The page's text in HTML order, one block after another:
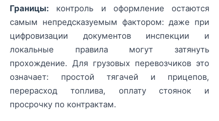
Границы: контроль и оформление остаются
самым непредсказуемым фактором: даже при
цифровизации документов инспекции и
локальные правила могут затянуть
прохождение. Для грузовых перевозчиков это
означает: простой тягачей и прицепов,
перерасход топлива, оплату стоянок и
просрочку по контрактам.